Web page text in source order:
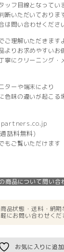
ッフ目線となってい
断いただいておりま
は問い合わせくださ
ご理解いただきます
よりお求めやすいお
寧にクリーニング・
ターや端末により
色味の違いが起こる
partners.co.jp
話料無料)
もご覧いただけます
商品について問い合
品状態・送料・納期
にお問い合わせくだ
お気に入りに追加